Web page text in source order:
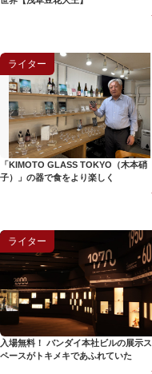
ライター
「KIMOTO GLASS TOKYO（木本硝
子）」の器で食をより楽しく
ライター
入場無料！ バンダイ本社ビルの展示ス
ペースがトキメキであふれていた